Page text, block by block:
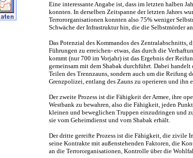
Eine interessante Angabe ist, dass im letzten halben
konnten. In derselben Zeitspanne der letzten Jahres
Terrororganisationen konnten also 75% weniger
Schwäche der Infrastruktur hin, die die Selbstmörder
Das Potenzial des Kommandos des Zentralabschnitts,
Führungen zu erreichen- etwas, das durch die
kommt (nur 700 im Vorjahr) ist das Ergebnis der
gemeinsam mit dem Shabak durchführt. Dabei
Teilen des Trennzauns, sondern auch um die Reifung
Grenzpolizei, entlang des Zauns zu operieren und ihn
Der zweite Prozess ist die Fähigkeit der Armee, ihre
Westbank zu bewahren, also die Fähigkeit, jeden
kleinen und beweglichen Truppen einzudringen und
sie vom Geheimdienst und vom Shabak erhält.
Der dritte gereifte Prozess ist die Fähigkeit, die zivile
seine Kontrakte mit außenstehenden Faktoren, die
an die Terrororganisationen, Kontrolle über die